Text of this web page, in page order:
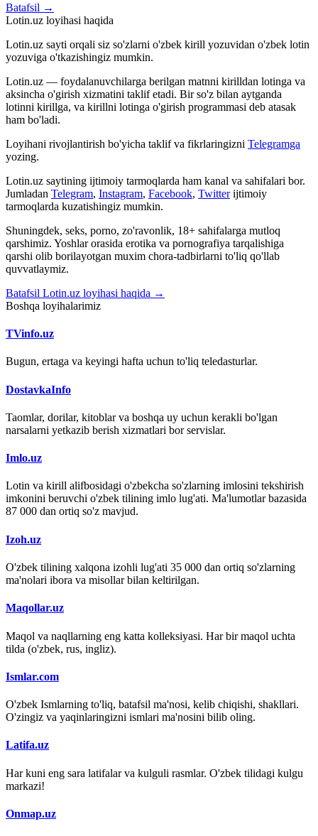
Batafsil →
Lotin.uz loyihasi haqida
Lotin.uz sayti orqali siz so'zlarni o'zbek kirill yozuvidan o'zbek lotin
yozuviga o'tkazishingiz mumkin.
Lotin.uz — foydalanuvchilarga berilgan matnni kirilldan lotinga va
aksincha o'girish xizmatini taklif etadi. Bir so'z bilan aytganda
lotinni kirillga, va kirillni lotinga o'girish programmasi deb atasak
ham bo'ladi.
Loyihani rivojlantirish bo'yicha taklif va fikrlaringizni Telegramga
yozing.
Lotin.uz saytining ijtimoiy tarmoqlarda ham kanal va sahifalari bor.
Jumladan Telegram, Instagram, Facebook, Twitter ijtimoiy
tarmoqlarda kuzatishingiz mumkin.
Shuningdek, seks, porno, zo'ravonlik, 18+ sahifalarga mutloq
qarshimiz. Yoshlar orasida erotika va pornografiya tarqalishiga
qarshi olib borilayotgan muxim chora-tadbirlarni to'liq qo'llab
quvvatlaymiz.
Batafsil Lotin.uz loyihasi haqida →
Boshqa loyihalarimiz
TVinfo.uz
Bugun, ertaga va keyingi hafta uchun to'liq teledasturlar.
DostavkaInfo
Taomlar, dorilar, kitoblar va boshqa uy uchun kerakli bo'lgan
narsalarni yetkazib berish xizmatlari bor servislar.
Imlo.uz
Lotin va kirill alifbosidagi o'zbekcha so'zlarning imlosini tekshirish
imkonini beruvchi o'zbek tilining imlo lug'ati. Ma'lumotlar bazasida
87 000 dan ortiq so'z mavjud.
Izoh.uz
O'zbek tilining xalqona izohli lug'ati 35 000 dan ortiq so'zlarning
ma'nolari ibora va misollar bilan keltirilgan.
Maqollar.uz
Maqol va naqllarning eng katta kolleksiyasi. Har bir maqol uchta
tilda (o'zbek, rus, ingliz).
Ismlar.com
O'zbek Ismlarning to'liq, batafsil ma'nosi, kelib chiqishi, shakllari.
O'zingiz va yaqinlaringizni ismlari ma'nosini bilib oling.
Latifa.uz
Har kuni eng sara latifalar va kulguli rasmlar. O'zbek tilidagi kulgu
markazi!
Onmap.uz